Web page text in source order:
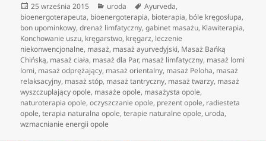
Data
publikacji
25 września 2015 Kategorie
uroda Tagi
Ayurveda,
bioenergoterapeuta, bioenergoterapia, bioterapia, bóle kręgosłupa,
bon upominkowy,drenaż limfatyczny,gabinet masażu, Klawiterapia,
Konchowanie uszu, kręgarstwo, kręgarz, leczenie
niekonwencjonalne, masaż, masaż ayurvedyjski, Masaż Bańką
Chińską, masaż ciała, masaż dla Par, masaż limfatyczny, masaż lomi
lomi, masaż odprężający, masaż orientalny, masaż Peloha, masaż
relaksacyjny, masaż stóp, masaż tantryczny, masaż twarzy, masaż
wyszczuplający opole, masaże opole, masażysta opole,
naturoterapia opole,oczyszczanie opole, prezent opole, radiesteta
opole,terapia naturalna opole,terapie naturalne opole, uroda,
wzmacnianie energii opole